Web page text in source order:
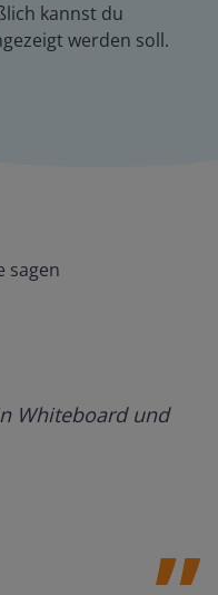
kannst du
werden soll.
sagen
Whiteboard und